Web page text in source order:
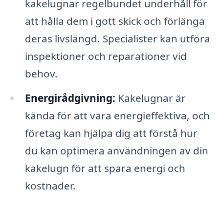
kakelugnar regelbundet underhåll för
att hålla dem i gott skick och förlänga
deras livslängd. Specialister kan utföra
inspektioner och reparationer vid
behov.
Energirådgivning: Kakelugnar är
kända för att vara energieffektiva, och
företag kan hjälpa dig att förstå hur
du kan optimera användningen av din
kakelugn för att spara energi och
kostnader.